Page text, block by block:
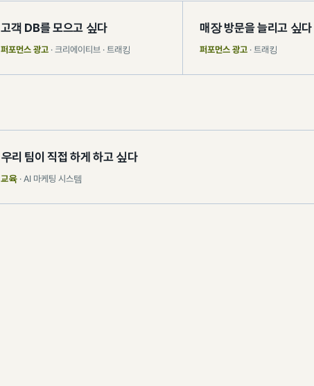
고객 DB를 모으고 싶다
퍼포먼스 광고· 크리에이티브 · 트래킹
매장 방문을 늘리고 싶다
퍼포먼스 광고 · 트래킹
우리 팀이 직접 하게 하고 싶다
교육· AI 마케팅 시스템